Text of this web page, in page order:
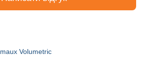
Volumetric